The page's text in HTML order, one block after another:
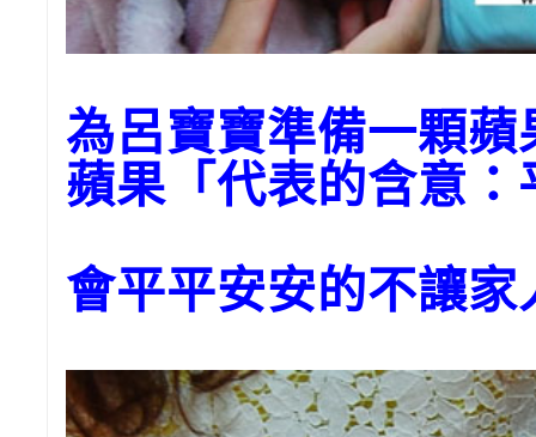
為呂寶寶準備一顆蘋
蘋果「代表的含意：
會平平安安的不讓家